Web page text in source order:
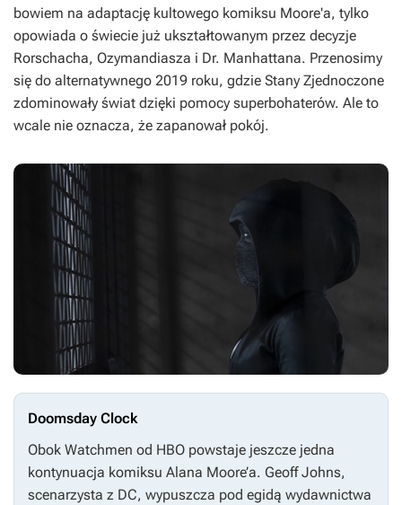
bowiem na adaptację kultowego komiksu Moore'a, tylko
opowiada o świecie już ukształtowanym przez decyzje
Rorschacha, Ozymandiasza i Dr. Manhattana. Przenosimy
się do alternatywnego 2019 roku, gdzie Stany Zjednoczone
zdominowały świat dzięki pomocy superbohaterów. Ale to
wcale nie oznacza, że zapanował pokój.
Doomsday Clock
Obok Watchmen od HBO powstaje jeszcze jedna
kontynuacja komiksu Alana Moore’a. Geoff Johns,
scenarzysta z DC, wypuszcza pod egidą wydawnictwa